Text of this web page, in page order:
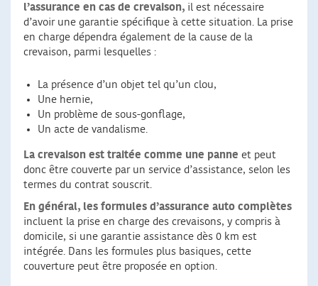
l’assurance en cas de crevaison, il est nécessaire
d’avoir une garantie spécifique à cette situation. La prise
en charge dépendra également de la cause de la
crevaison, parmi lesquelles :
La présence d’un objet tel qu’un clou,
Une hernie,
Un problème de sous-gonflage,
Un acte de vandalisme.
La crevaison est traitée comme une panne et peut
donc être couverte par un service d’assistance, selon les
termes du contrat souscrit.
En général, les formules d’assurance auto complètes
incluent la prise en charge des crevaisons, y compris à
domicile, si une garantie assistance dès 0 km est
intégrée. Dans les formules plus basiques, cette
couverture peut être proposée en option.